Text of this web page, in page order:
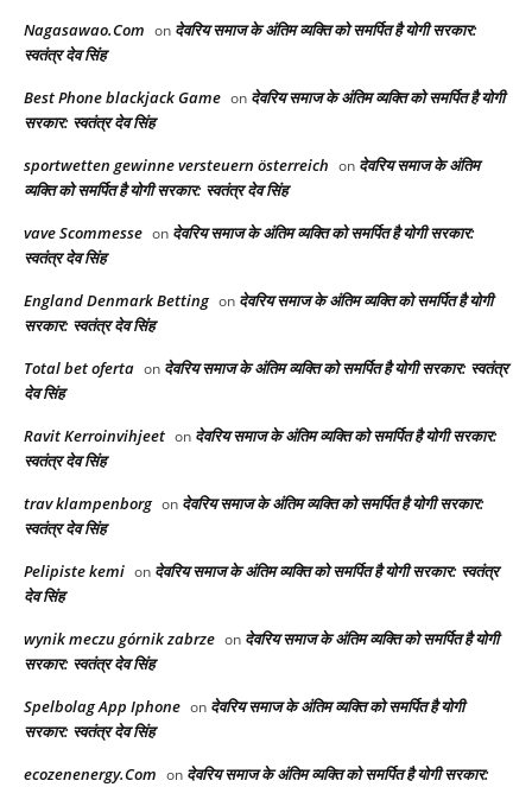
Nagasawao.Com on देवरिय समाज के अंतिम व्यक्ति को समर्पित है योगी सरकार:
स्वतंत्र देव सिंह
Best Phone blackjack Game on देवरिय समाज के अंतिम व्यक्ति को समर्पित है योगी
सरकार: स्वतंत्र देव सिंह
sportwetten gewinne versteuern österreich on देवरिय समाज के अंतिम
व्यक्ति को समर्पित है योगी सरकार: स्वतंत्र देव सिंह
vave Scommesse on देवरिय समाज के अंतिम व्यक्ति को समर्पित है योगी सरकार:
स्वतंत्र देव सिंह
England Denmark Betting on देवरिय समाज के अंतिम व्यक्ति को समर्पित है योगी
सरकार: स्वतंत्र देव सिंह
Total bet oferta on देवरिय समाज के अंतिम व्यक्ति को समर्पित है योगी सरकार: स्वतंत्र
देव सिंह
Ravit Kerroinvihjeet on देवरिय समाज के अंतिम व्यक्ति को समर्पित है योगी सरकार:
स्वतंत्र देव सिंह
trav klampenborg on देवरिय समाज के अंतिम व्यक्ति को समर्पित है योगी सरकार:
स्वतंत्र देव सिंह
Pelipiste kemi on देवरिय समाज के अंतिम व्यक्ति को समर्पित है योगी सरकार: स्वतंत्र
देव सिंह
wynik meczu górnik zabrze on देवरिय समाज के अंतिम व्यक्ति को समर्पित है योगी
सरकार: स्वतंत्र देव सिंह
Spelbolag App Iphone on देवरिय समाज के अंतिम व्यक्ति को समर्पित है योगी
सरकार: स्वतंत्र देव सिंह
ecozenenergy.Com on देवरिय समाज के अंतिम व्यक्ति को समर्पित है योगी सरकार: